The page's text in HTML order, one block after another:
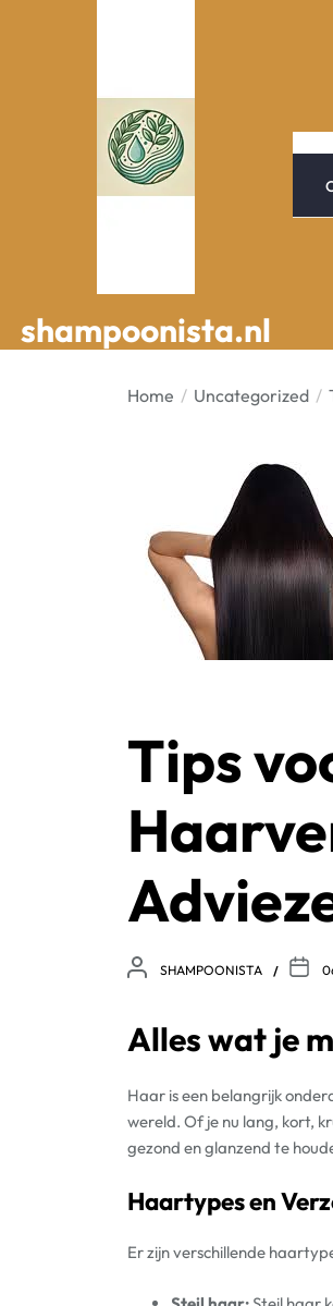
shampoonista.nl
shampoonista.nl
Home Uncategorized
Tips
SHAMPOONISTA
Alles wat je
Haar is een belangrijk
wereld. Of je nu lang, kort,
gezond en glanzend te
Haartypes en
Er zijn verschillende